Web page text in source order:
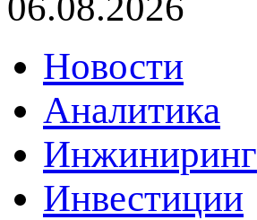
Новости
Аналитика
Инжиниринг
Инвестиции